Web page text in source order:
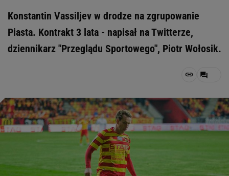
Konstantin Vassiljev w drodze na zgrupowanie
Piasta. Kontrakt 3 lata - napisał na Twitterze,
dziennikarz "Przeglądu Sportowego", Piotr Wołosik.